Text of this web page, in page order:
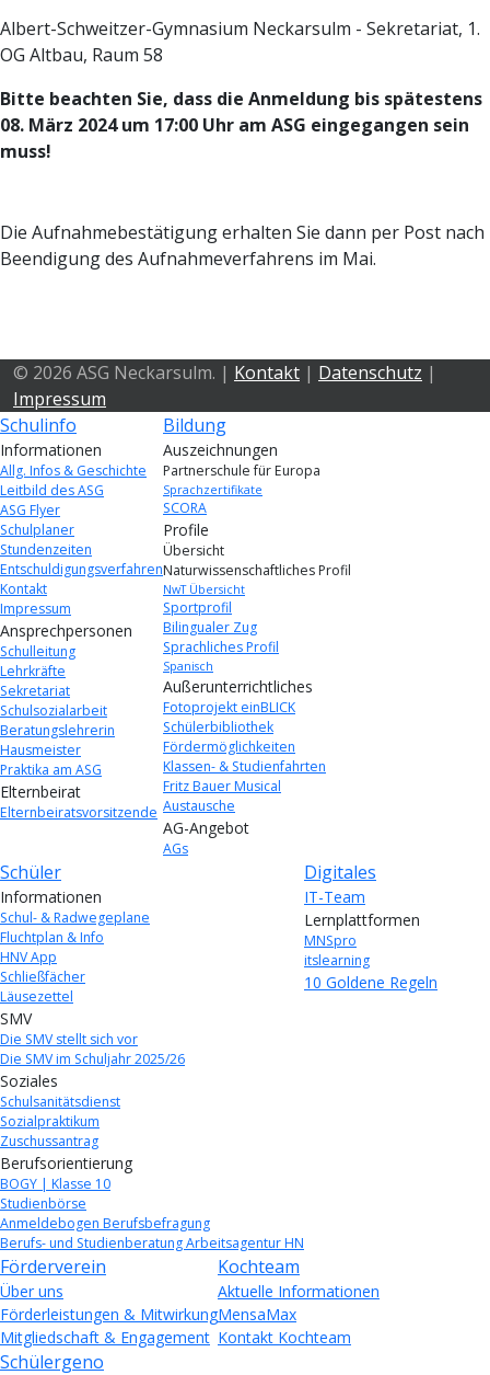
Albert-Schweitzer-Gymnasium Neckarsulm - Sekretariat, 1.
OG Altbau, Raum 58
Bitte beachten Sie, dass die Anmeldung bis spätestens
08. März 2024 um 17:00 Uhr am ASG eingegangen sein
muss!
Die Aufnahmebestätigung erhalten Sie dann per Post nach
Beendigung des Aufnahmeverfahrens im Mai.
© 2026 ASG Neckarsulm. | Kontakt | Datenschutz |
Impressum
Schulinfo
Informationen
Allg. Infos & Geschichte
Leitbild des ASG
ASG Flyer
Schulplaner
Stundenzeiten
Entschuldigungsverfahren
Kontakt
Impressum
Ansprechpersonen
Schulleitung
Lehrkräfte
Sekretariat
Schulsozialarbeit
Beratungslehrerin
Hausmeister
Praktika am ASG
Elternbeirat
Elternbeiratsvorsitzende
Bildung
Auszeichnungen
Partnerschule für Europa
Sprachzertifikate
SCORA
Profile
Übersicht
Naturwissenschaftliches Profil
NwT Übersicht
Sportprofil
Bilingualer Zug
Sprachliches Profil
Spanisch
Außerunterrichtliches
Fotoprojekt einBLICK
Schülerbibliothek
Fördermöglichkeiten
Klassen- & Studienfahrten
Fritz Bauer Musical
Austausche
AG-Angebot
AGs
Schüler
Informationen
Schul- & Radwegeplane
Fluchtplan & Info
HNV App
Schließfächer
Läusezettel
SMV
Die SMV stellt sich vor
Die SMV im Schuljahr 2025/26
Soziales
Schulsanitätsdienst
Sozialpraktikum
Zuschussantrag
Berufsorientierung
BOGY | Klasse 10
Studienbörse
Anmeldebogen Berufsbefragung
Berufs- und Studienberatung Arbeitsagentur HN
Digitales
IT-Team
Lernplattformen
MNSpro
itslearning
10 Goldene Regeln
Förderverein
Über uns
Förderleistungen & Mitwirkung
Mitgliedschaft & Engagement
Kochteam
Aktuelle Informationen
MensaMax
Kontakt Kochteam
Schülergeno